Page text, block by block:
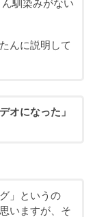
馴染みがない
んに説明して
オになった」
」というの
いますが、そ